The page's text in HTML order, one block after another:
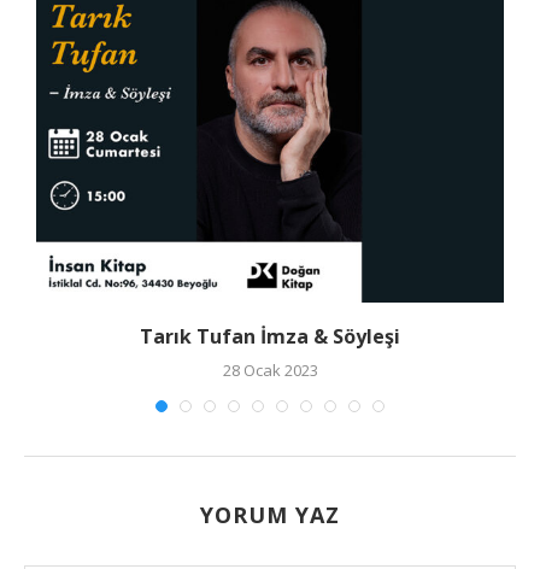
Tarık Tufan İmza & Söyleşi
28 Ocak 2023
YORUM YAZ